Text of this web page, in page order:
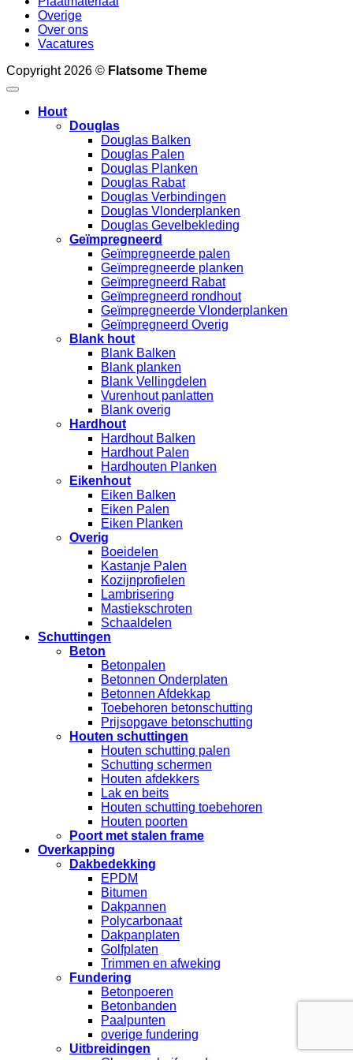
Overige
Over ons
Vacatures
Copyright 2026 © Flatsome Theme
Hout
Douglas
Douglas Balken
Douglas Palen
Douglas Planken
Douglas Rabat
Douglas Verbindingen
Douglas Vlonderplanken
Douglas Gevelbekleding
Geïmpregneerd
Geïmpregneerde palen
Geïmpregneerde planken
Geïmpregneerd Rabat
Geïmpregneerd rondhout
Geïmpregneerde Vlonderplanken
Geïmpregneerd Overig
Blank hout
Blank Balken
Blank planken
Blank Vellingdelen
Vurenhout panlatten
Blank overig
Hardhout
Hardhout Balken
Hardhout Palen
Hardhouten Planken
Eikenhout
Eiken Balken
Eiken Palen
Eiken Planken
Overig
Boeidelen
Kastanje Palen
Kozijnprofielen
Lambrisering
Mastiekschroten
Schaaldelen
Schuttingen
Beton
Betonpalen
Betonnen Onderplaten
Betonnen Afdekkap
Toebehoren betonschutting
Prijsopgave betonschutting
Houten schuttingen
Houten schutting palen
Schutting schermen
Houten afdekkers
Lak en beits
Houten schutting toebehoren
Houten poorten
Poort met stalen frame
Overkapping
Dakbedekking
EPDM
Bitumen
Dakpannen
Polycarbonaat
Dakpanplaten
Golfplaten
Trimmen en afweking
Fundering
Betonpoeren
Betonbanden
Paalpunten
overige fundering
Uitbreidingen